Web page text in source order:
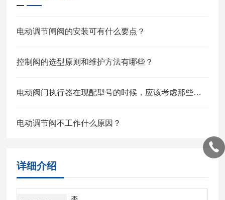
电动调节闸阀的安装可有什么要点？
控制阀的选型原则和维护方法有哪些？
电动阀门执行器在现配型号的时候，应该考虑那些问题？
电动调节阀不工作什么原因？
详细介绍